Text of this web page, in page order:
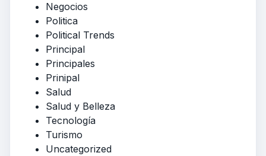
Negocios
Politica
Political Trends
Principal
Principales
Prinipal
Salud
Salud y Belleza
Tecnología
Turismo
Uncategorized